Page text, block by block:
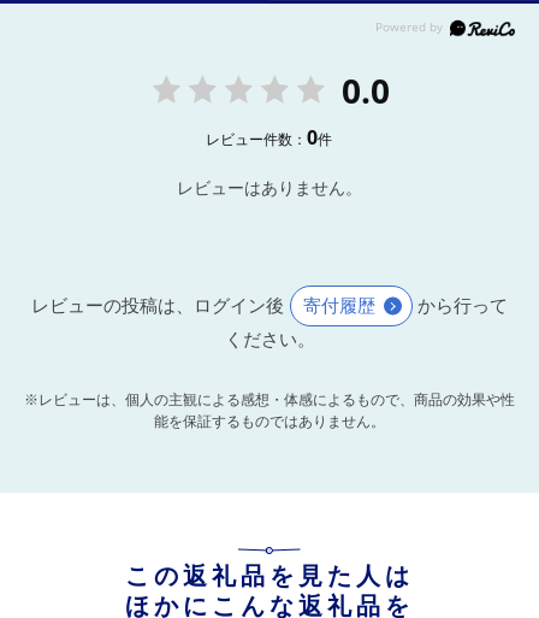
0.0
レビュー件数：0件
レビューはありません。
レビューの投稿は、ログイン後 寄付履歴
から行って
ください。
※レビューは、個人の主観による感想・体感によるもので、商品の効果や性
能を保証するものではありません。
この返礼品を見た人は
ほかにこんな返礼品を